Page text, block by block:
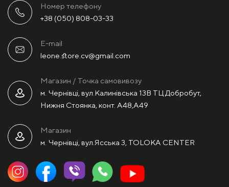
Номер телефону
+38 (050) 808-03-33
E-mail
leone.store.cv@gmail.com
Магазин / Точка самовивозу
м. Чернівці, вул.Калинівська 13В ТЦ Добробут,
Нижня Стоянка, конт. А48,А49
Магазин
м. Чернівці, вул.Ясська 3, TOLOKA CENTER